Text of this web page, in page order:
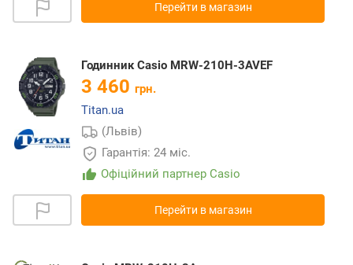
Перейти в магазин
Годинник Casio MRW-210H-3AVEF
3 460 грн.
Titan.ua
(Львів)
Гарантія: 24 міс.
Офіційний партнер Casio
Перейти в магазин